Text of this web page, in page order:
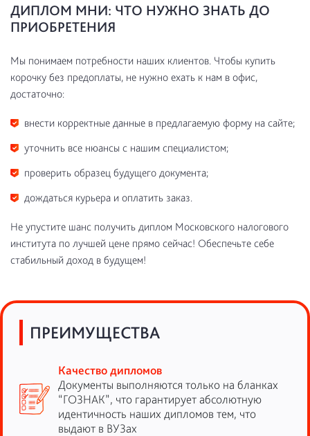
ДИПЛОМ МНИ: ЧТО НУЖНО ЗНАТЬ ДО
ПРИОБРЕТЕНИЯ
Мы понимаем потребности наших клиентов. Чтобы купить
корочку без предоплаты, не нужно ехать к нам в офис,
достаточно:
внести корректные данные в предлагаемую форму на сайте;
уточнить все нюансы с нашим специалистом;
проверить образец будущего документа;
дождаться курьера и оплатить заказ.
Не упустите шанс получить диплом Московского налогового
института по лучшей цене прямо сейчас! Обеспечьте себе
стабильный доход в будущем!
ПРЕИМУЩЕСТВА
Качество дипломов
Документы выполняются только на бланках
“ГОЗНАК”, что гарантирует абсолютную
идентичность наших дипломов тем, что
выдают в ВУЗах